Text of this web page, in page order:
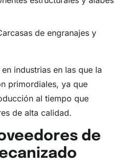
de engranajes y
industrias en las que la
primordiales, ya que
al tiempo que
de alta calidad.
de